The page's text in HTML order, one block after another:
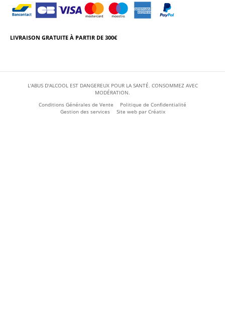
LIVRAISON GRATUITE À PARTIR DE 300€
L'ABUS D'ALCOOL EST DANGEREUX POUR LA SANTÉ. CONSOMMEZ AVEC
MODÉRATION.
Conditions Générales de Vente
Politique de Confidentialité
Gestion des services
Site web par Créatix